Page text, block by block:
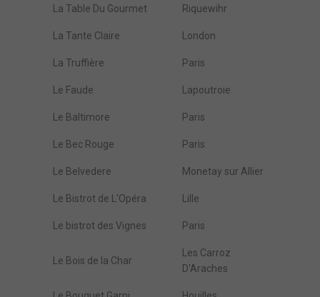
La Table Du Gourmet Riquewihr
La Tante Claire London
La Truffière Paris
Le Faude Lapoutroie
Le Baltimore Paris
Le Bec Rouge Paris
Le Belvedere Monetay sur Allier
Le Bistrot de L'Opéra Lille
Le bistrot des Vignes Paris
Le Bois de la Char
Les Carroz
D'Araches